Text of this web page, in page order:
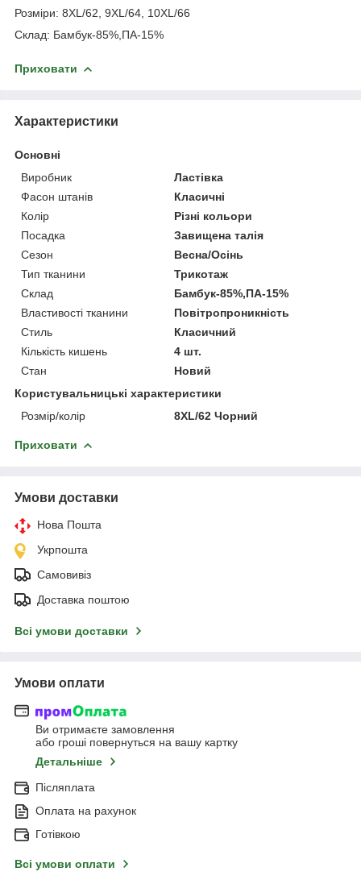
Розміри: 8XL/62, 9XL/64, 10XL/66
Склад: Бамбук-85%,ПА-15%
Приховати
Характеристики
Основні
Виробник
Ластівка
Фасон штанів
Класичні
Колір
Різні кольори
Посадка
Завищена талія
Сезон
Весна/Осінь
Тип тканини
Трикотаж
Склад
Бамбук-85%,ПА-15%
Властивості тканини
Повітропроникність
Стиль
Класичний
Кількість кишень
4 шт.
Стан
Новий
Користувальницькі характеристики
Розмір/колір
8XL/62 Чорний
Приховати
Умови доставки
Нова Пошта
Укрпошта
Самовивіз
Доставка поштою
Всі умови доставки
Умови оплати
Ви отримаєте замовлення
або гроші повернуться на вашу картку
Детальніше
Післяплата
Оплата на рахунок
Готівкою
Всі умови оплати